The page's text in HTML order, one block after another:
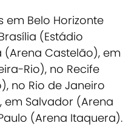
em Belo Horizonte
(Estádio
(Arena Castelão), em
Rio), no Recife
no Rio de Janeiro
Salvador (Arena
(Arena Itaquera).